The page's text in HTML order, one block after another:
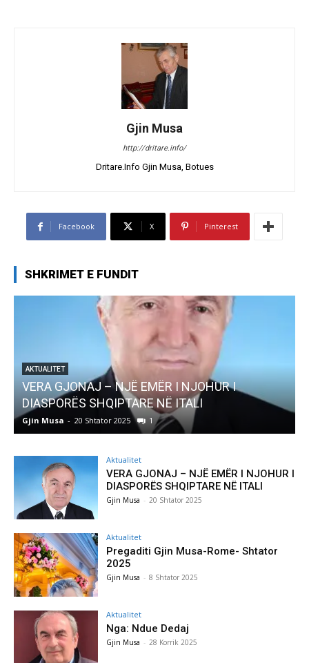
Gjin Musa
http://dritare.info/
Dritare.Info Gjin Musa, Botues
Facebook X Pinterest
SHKRIMET E FUNDIT
AKTUALITET
Pregaditi Gjin Musa-Rome- Shtator 2025
Gjin Musa - 8 Shtator 2025
Aktualitet
VERA GJONAJ – NJË EMËR I NJOHUR I
DIASPORËS SHQIPTARE NË ITALI
Gjin Musa - 20 Shtator 2025
Aktualitet
Pregaditi Gjin Musa-Rome- Shtator
2025
Gjin Musa - 8 Shtator 2025
Aktualitet
Nga: Ndue Dedaj
Gjin Musa - 28 Korrik 2025